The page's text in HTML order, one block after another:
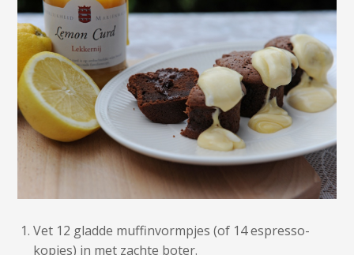
Vet 12 gladde muffinvormpjes (of 14 espresso-
kopjes) in met zachte boter.